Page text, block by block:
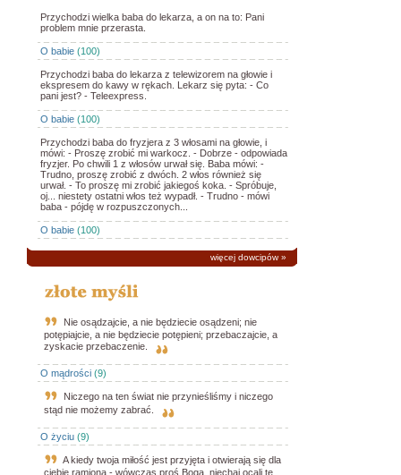
Przychodzi wielka baba do lekarza, a on na to: Pani
problem mnie przerasta.
O babie (100)
Przychodzi baba do lekarza z telewizorem na głowie i
ekspresem do kawy w rękach. Lekarz się pyta: - Co
pani jest? - Teleexpress.
O babie (100)
Przychodzi baba do fryzjera z 3 włosami na głowie, i
mówi: - Proszę zrobić mi warkocz. - Dobrze - odpowiada
fryzjer. Po chwili 1 z włosów urwał się. Baba mówi: -
Trudno, proszę zrobić z dwóch. 2 włos również się
urwał. - To proszę mi zrobić jakiegoś koka. - Spróbuje,
oj... niestety ostatni włos też wypadł. - Trudno - mówi
baba - pójdę w rozpuszczonych...
O babie (100)
więcej dowcipów»
Nie osądzajcie, a nie będziecie osądzeni; nie
potępiajcie, a nie będziecie potępieni; przebaczajcie, a
zyskacie przebaczenie.
O mądrości (9)
Niczego na ten świat nie przynieśliśmy i niczego
stąd nie możemy zabrać.
O życiu (9)
A kiedy twoja miłość jest przyjęta i otwierają się dla
ciebie ramiona - wówczas proś Boga, niechaj ocali tę